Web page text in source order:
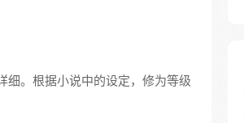
细。根据小说中的设定，修为等级